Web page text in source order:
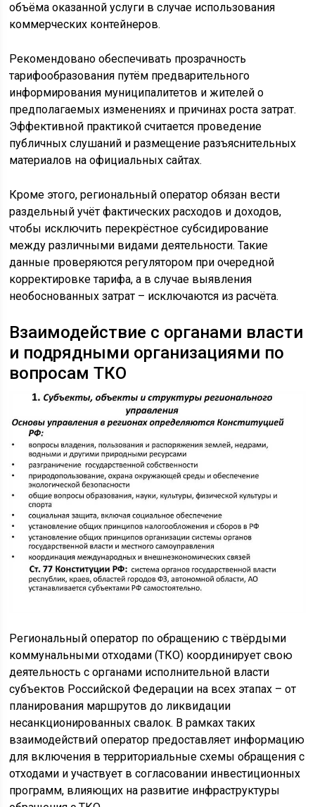
объёма оказанной услуги в случае использования
коммерческих контейнеров.
Рекомендовано обеспечивать прозрачность
тарифообразования путём предварительного
информирования муниципалитетов и жителей о
предполагаемых изменениях и причинах роста затрат.
Эффективной практикой считается проведение
публичных слушаний и размещение разъяснительных
материалов на официальных сайтах.
Кроме этого, региональный оператор обязан вести
раздельный учёт фактических расходов и доходов,
чтобы исключить перекрёстное субсидирование
между различными видами деятельности. Такие
данные проверяются регулятором при очередной
корректировке тарифа, а в случае выявления
необоснованных затрат – исключаются из расчёта.
Взаимодействие с органами власти
и подрядными организациями по
вопросам ТКО
Региональный оператор по обращению с твёрдыми
коммунальными отходами (ТКО) координирует свою
деятельность с органами исполнительной власти
субъектов Российской Федерации на всех этапах – от
планирования маршрутов до ликвидации
несанкционированных свалок. В рамках таких
взаимодействий оператор предоставляет информацию
для включения в территориальные схемы обращения с
отходами и участвует в согласовании инвестиционных
программ, влияющих на развитие инфраструктуры